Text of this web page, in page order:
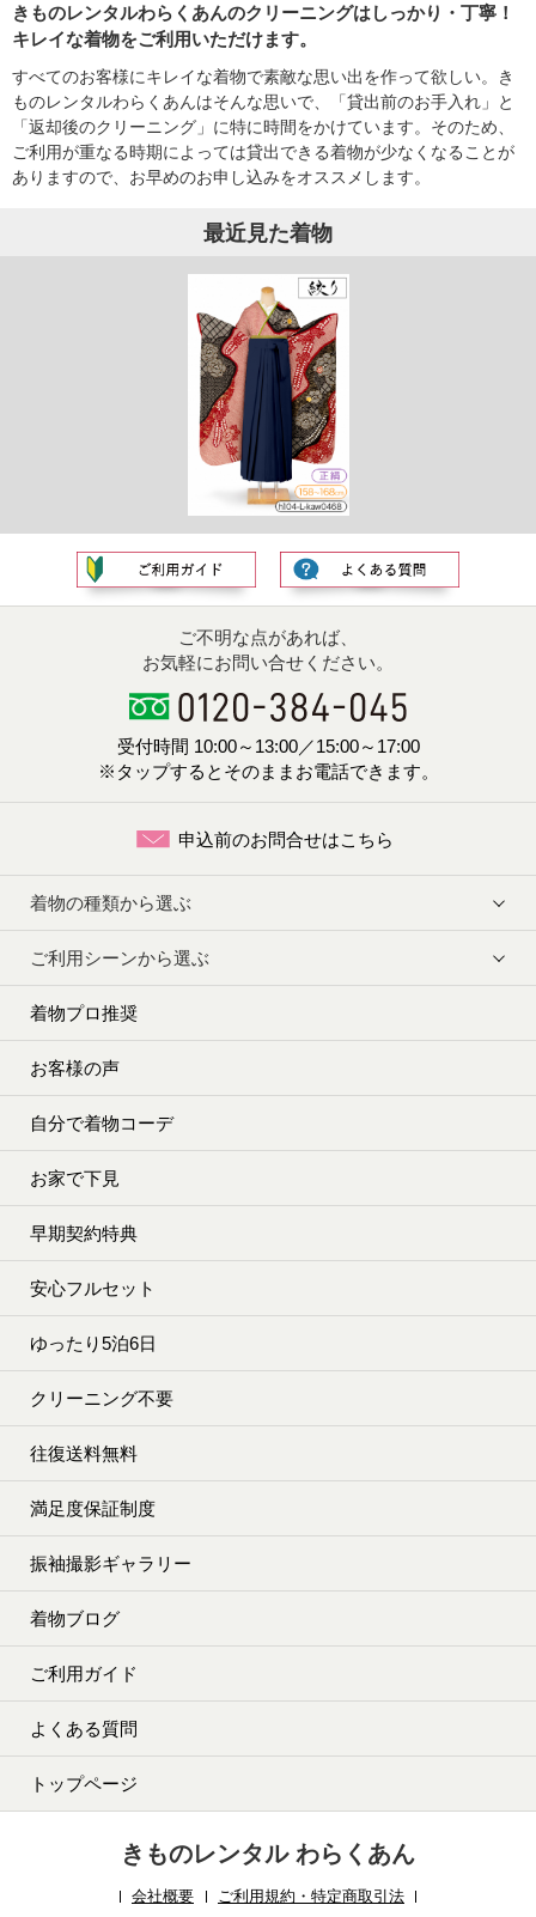
きものレンタルわらくあんのクリーニングはしっかり・丁寧！
キレイな着物をご利用いただけます。
すべてのお客様にキレイな着物で素敵な思い出を作って欲しい。き
ものレンタルわらくあんはそんな思いで、「貸出前のお手入れ」と
「返却後のクリーニング」に特に時間をかけています。そのため、
ご利用が重なる時期によっては貸出できる着物が少なくなることが
ありますので、お早めのお申し込みをオススメします。
最近見た着物
ご不明な点があれば、
お気軽にお問い合せください。
受付時間 10:00～13:00／15:00～17:00
※タップするとそのままお電話できます。
申込前のお問合せはこちら
着物の種類から選ぶ
ご利用シーンから選ぶ
着物プロ推奨
お客様の声
自分で着物コーデ
お家で下見
早期契約特典
安心フルセット
ゆったり5泊6日
クリーニング不要
往復送料無料
満足度保証制度
振袖撮影ギャラリー
着物ブログ
ご利用ガイド
よくある質問
トップページ
きものレンタル わらくあん
会社概要 ご利用規約・特定商取引法